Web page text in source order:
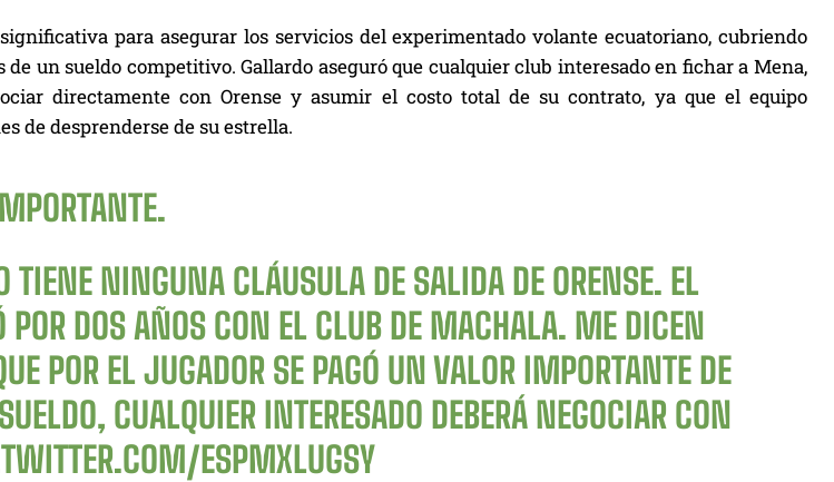
para asegurar los servicios del experimentado volante ecuatoriano, cubriendo
un sueldo competitivo. Gallardo aseguró que cualquier club interesado en fichar a Mena,
directamente con Orense y asumir el costo total de su contrato, ya que el equipo
de desprenderse de su estrella.
NINGUNA CLÁUSULA DE SALIDA DE ORENSE. EL
POR DOS AÑOS CON EL CLUB DE MACHALA. ME DICEN
POR EL JUGADOR SE PAGÓ UN VALOR IMPORTANTE DE
CUALQUIER INTERESADO DEBERÁ NEGOCIAR CON
ESPMXLUGSY